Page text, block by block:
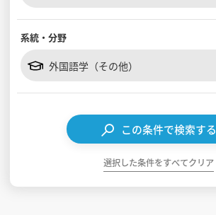
見学会WEB手引書
系統・分野
外国語学（その他）
この条件で検索する
選択した条件をすべてクリア